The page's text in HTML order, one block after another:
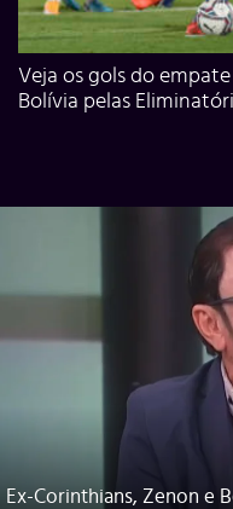
Veja os gols do
Bolívia pelas
Ex-Corinthians, Zenon e